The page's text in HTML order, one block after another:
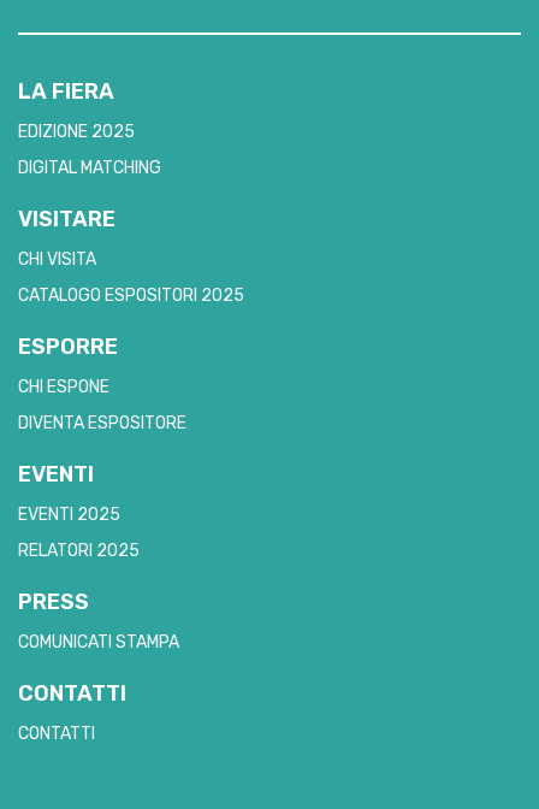
LA FIERA
EDIZIONE 2025
DIGITAL MATCHING
VISITARE
CHI VISITA
CATALOGO ESPOSITORI 2025
ESPORRE
CHI ESPONE
DIVENTA ESPOSITORE
EVENTI
EVENTI 2025
RELATORI 2025
PRESS
COMUNICATI STAMPA
CONTATTI
CONTATTI